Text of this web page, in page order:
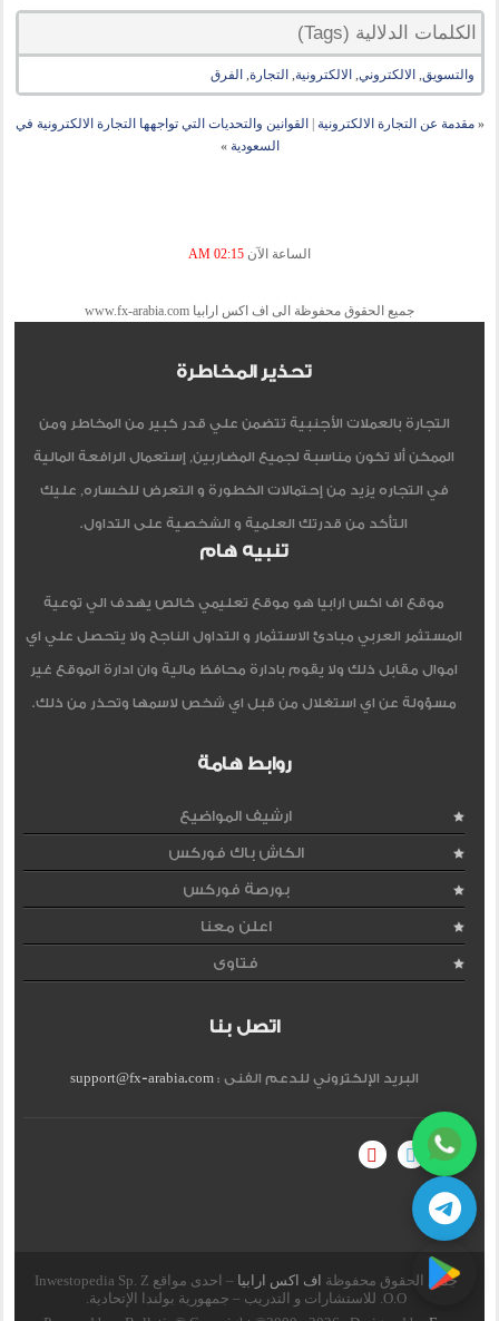
الكلمات الدلالية (Tags)
والتسويق, الالكتروني, الالكترونية, التجارة, الفرق
« مقدمة عن التجارة الالكترونية
القوانين والتحديات التي تواجهها التجارة الالكترونية في
السعودية »
الساعة الآن 02:15 AM
جميع الحقوق محفوظة الى اف اكس ارابيا www.fx-arabia.com
تحذير المخاطرة
التجارة بالعملات الأجنبية تتضمن علي قدر كبير من المخاطر ومن
الممكن ألا تكون مناسبة لجميع المضاربين, إستعمال الرافعة المالية
في التجاره يزيد من إحتمالات الخطورة و التعرض للخساره, عليك
التأكد من قدرتك العلمية و الشخصية على التداول.
تنبيه هام
موقع اف اكس ارابيا هو موقع تعليمي خالص يهدف الي توعية
المستثمر العربي مبادئ الاستثمار و التداول الناجح ولا يتحصل علي اي
اموال مقابل ذلك ولا يقوم بادارة محافظ مالية وان ادارة الموقع غير
مسؤولة عن اي استغلال من قبل اي شخص لاسمها وتحذر من ذلك.
روابط هامة
ارشيف المواضيع
الكاش باك فوركس
بورصة فوركس
اعلن معنا
فتاوى
اتصل بنا
البريد الإلكتروني للدعم الفنى :support@fx-arabia.com
جميع الحقوق محفوظة اف اكس ارابيا
– احدى مواقع Inwestopedia Sp. Z
O.O. للاستشارات و التدريب – جمهورية بولندا الإتحادية.